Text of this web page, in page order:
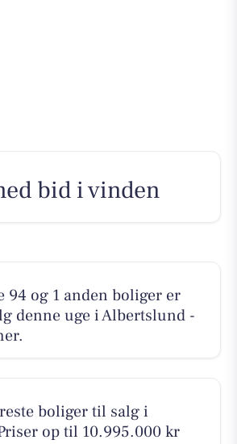
bid i vinden
94 og 1 anden boliger er
denne uge i Albertslund -
boliger til salg i
op til 10.995.000 kr